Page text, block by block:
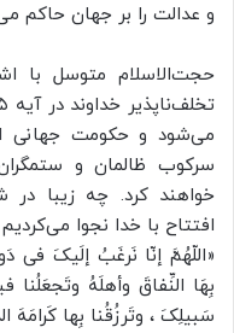
و عدالت را بر جهان حاکم
حجت‌الاسلام متوسل با
می‌شود و حکومت جهانی
سرکوب ظالمان و
خواهند کرد. چه زیبا
افتتاح با خدا نجوا
«اللّهُمَّ إنّا نَرغَبُ إلَیکَ فی
بِهَا النِّفاقَ وأهلَهُ وتَجعَلُنا
سَبیلِکَ ، وتَرزُقُنا بِها کَرامَهَ